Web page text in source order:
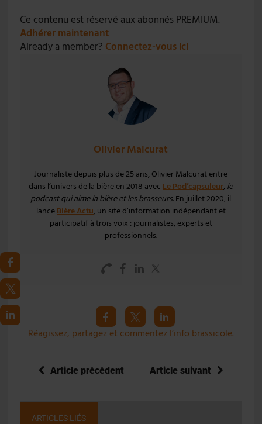
Ce contenu est réservé aux abonnés PREMIUM.
Adhérer maintenant
Already a member? Connectez-vous ici
Olivier Malcurat
Journaliste depuis plus de 25 ans, Olivier Malcurat entre
dans l’univers de la bière en 2018 avecLe Pod’capsuleur, le
podcast qui aime la bière et les brasseurs. En juillet 2020, il
lanceBière Actu, un site d’information indépendant et
participatif à trois voix : journalistes, experts et
professionnels.
Réagissez, partagez et commentez l’info brassicole.
Article précédent Article suivant
ARTICLES LIÉS